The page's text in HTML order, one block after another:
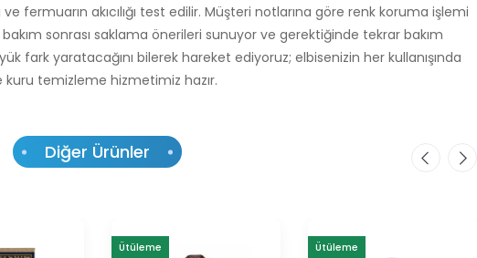
fermuarın akıcılığı test edilir. Müşteri notlarına göre renk koruma işlemi
sonrası saklama önerileri sunuyor ve gerektiğinde tekrar bakım
fark yaratacağını bilerek hareket ediyoruz; elbisenizin her kullanışında
temizleme hizmetimiz hazır.
Diğer Ürünler
Ütüleme Ütüleme